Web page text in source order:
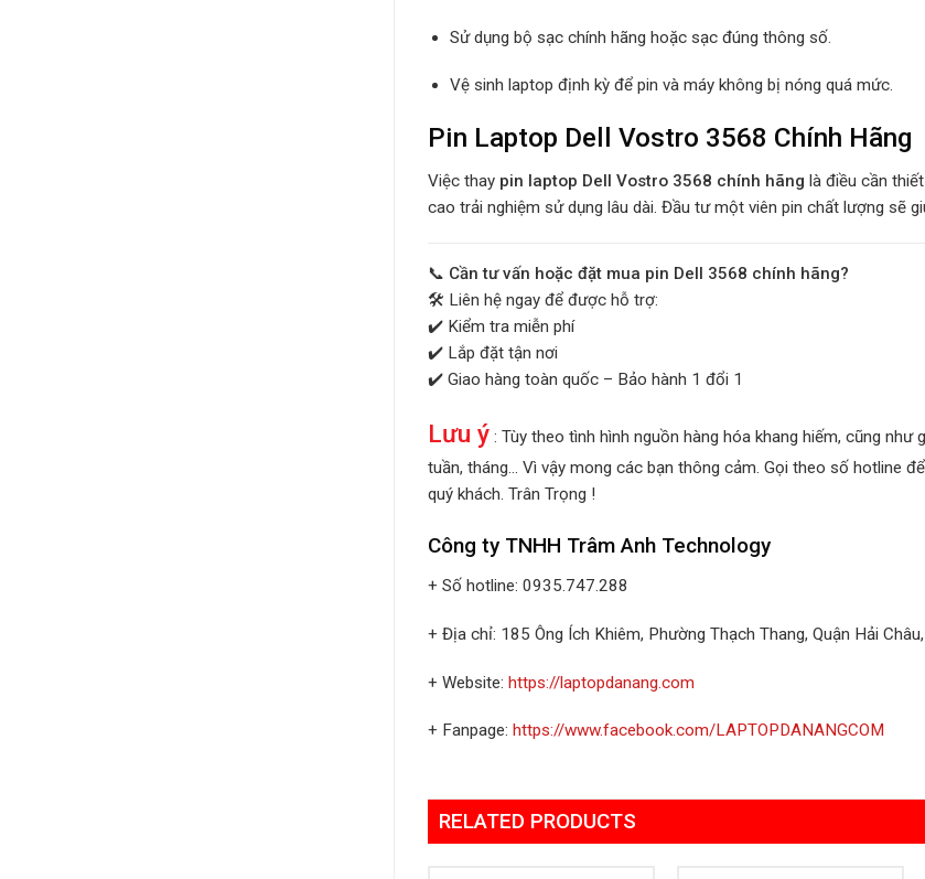
Sử dụng bộ sạc chính hãng hoặc sạc đúng thông số.
Vệ sinh laptop định kỳ để pin và máy không bị nóng quá mức.
Pin Laptop Dell Vostro 3568 Chính
Việc thay pin laptop Dell Vostro 3568 chính hãng là điều cần
cao trải nghiệm sử dụng lâu dài. Đầu tư một viên pin chất lượng sẽ
📞 Cần tư vấn hoặc đặt mua pin Dell 3568 chính hãng?
🛠️ Liên hệ ngay để được hỗ trợ:
✔️ Kiểm tra miễn phí
✔️ Lắp đặt tận nơi
✔️ Giao hàng toàn quốc – Bảo hành 1 đổi 1
Lưu ý : Tùy theo tình hình nguồn hàng hóa khang hiếm, cũng
tuần, tháng… Vì vậy mong các bạn thông cảm. Gọi theo số hotline
quý khách. Trân Trọng !
Công ty TNHH Trâm Anh Technology
+ Số hotline: 0935.747.288
+ Địa chỉ: 185 Ông Ích Khiêm, Phường Thạch Thang, Quận Hải
+ Website: https://laptopdanang.com
+ Fanpage: https://www.facebook.com/LAPTOPDANANGCOM
RELATED PRODUCTS